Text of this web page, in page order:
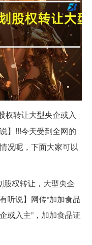
权转让大型央企或入
】!!!今天受到全网的
况呢，下面大家可以
股权转让，大型央企
听说】网传“加加食品
或入主”，加加食品证